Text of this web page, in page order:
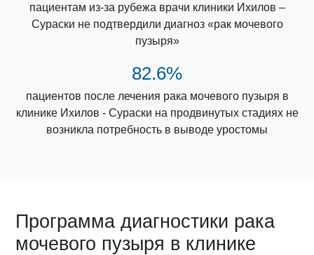
пациентам из-за рубежа врачи клиники Ихилов –
Сураски не подтвердили диагноз «рак мочевого
пузыря»
82.6%
пациентов после лечения рака мочевого пузыря в
клинике Ихилов - Сураски на продвинутых стадиях не
возникла потребность в выводе уростомы
Программа диагностики рака
мочевого пузыря в клинике